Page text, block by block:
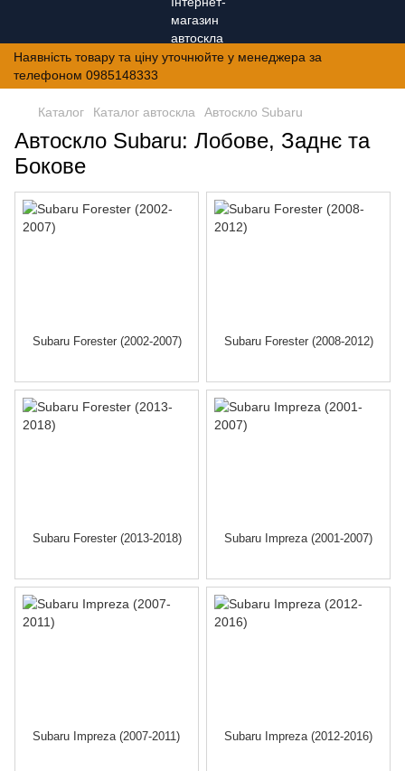
Наявність товару та ціну уточнюйте у менеджера за
телефоном 0985148333
Каталог Каталог автоскла Автоскло Subaru
Автоскло Subaru: Лобове, Заднє та
Бокове
Subaru Forester (2002-2007) Subaru Forester (2008-2012)
Subaru Forester (2013-2018) Subaru Impreza (2001-2007)
Subaru Impreza (2007-2011) Subaru Impreza (2012-2016)